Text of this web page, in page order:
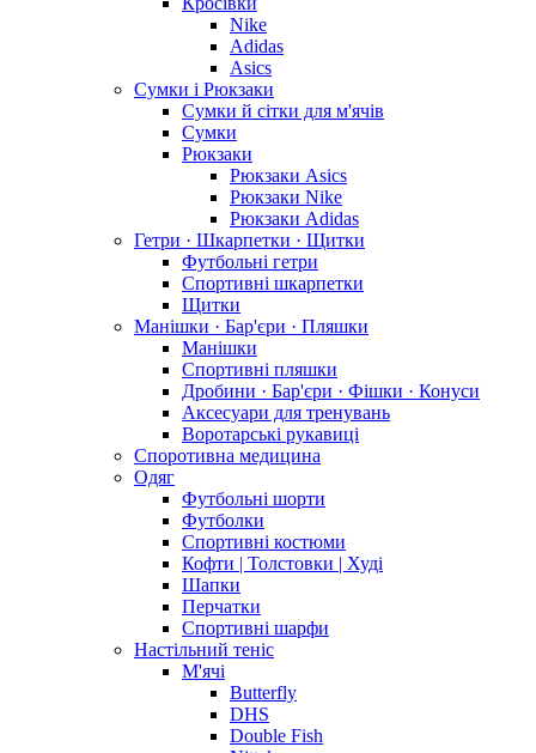
Nike
Adidas
Asics
Сумки і Рюкзаки
Сумки й сітки для м'ячів
Сумки
Рюкзаки
Рюкзаки Asics
Рюкзаки Nike
Рюкзаки Adidas
Гетри · Шкарпетки · Щитки
Футбольні гетри
Спортивні шкарпетки
Щитки
Манішки · Бар'єри · Пляшки
Манішки
Спортивні пляшки
Дробини · Бар'єри · Фішки · Конуси
Аксесуари для тренувань
Воротарські рукавиці
Споротивна медицина
Одяг
Футбольні шорти
Футболки
Спортивні костюми
Кофти | Толстовки | Худі
Шапки
Перчатки
Спортивні шарфи
Настільний теніс
М'ячі
Butterfly
DHS
Double Fish